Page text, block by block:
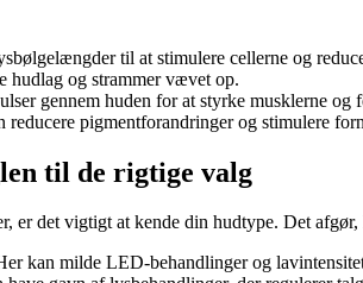
til at stimulere cellerne og
hudlag og strammer vævet op.
gennem huden for at styrke musklerne og
reducere pigmentforandringer og stimulere
til de rigtige valg
er det vigtigt at kende din hudtype. Det
kan milde LED-behandlinger og